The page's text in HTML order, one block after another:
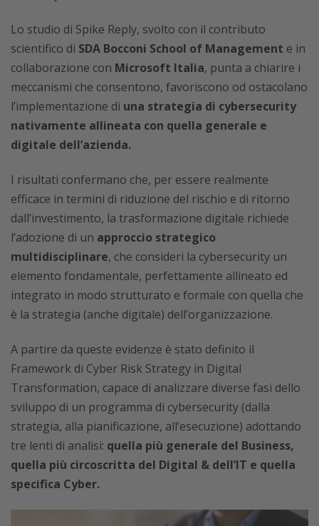
Lo studio di Spike Reply, svolto con il contributo
scientifico di SDA Bocconi School of Management e in
collaborazione con Microsoft Italia, punta a chiarire i
meccanismi che consentono, favoriscono od ostacolano
l’implementazione di una strategia di cybersecurity
nativamente allineata con quella generale e
digitale dell’azienda.
I risultati confermano che, per essere realmente
efficace in termini di riduzione del rischio e di ritorno
dall’investimento, la trasformazione digitale richiede
l’adozione di un approccio strategico
multidisciplinare, che consideri la cybersecurity un
elemento fondamentale, perfettamente allineato ed
integrato in modo strutturato e formale con quella che
è la strategia (anche digitale) dell’organizzazione.
A partire da queste evidenze è stato definito il
Framework di Cyber Risk Strategy in Digital
Transformation, capace di analizzare diverse fasi dello
sviluppo di un programma di cybersecurity (dalla
strategia, alla pianificazione, all’esecuzione) adottando
tre lenti di analisi: quella più generale del Business,
quella più circoscritta del Digital & dell’IT e quella
specifica Cyber.